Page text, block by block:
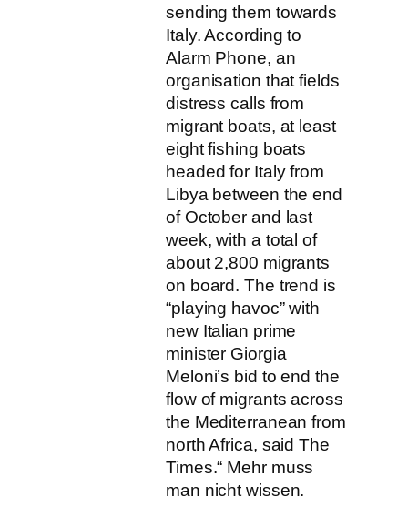
sending them towards
Italy. According to
Alarm Phone, an
organisation that fields
distress calls from
migrant boats, at least
eight fishing boats
headed for Italy from
Libya between the end
of October and last
week, with a total of
about 2,800 migrants
on board. The trend is
“playing havoc” with
new Italian prime
minister Giorgia
Meloni’s bid to end the
flow of migrants across
the Mediterranean from
north Africa, said The
Times.“ Mehr muss
man nicht wissen.